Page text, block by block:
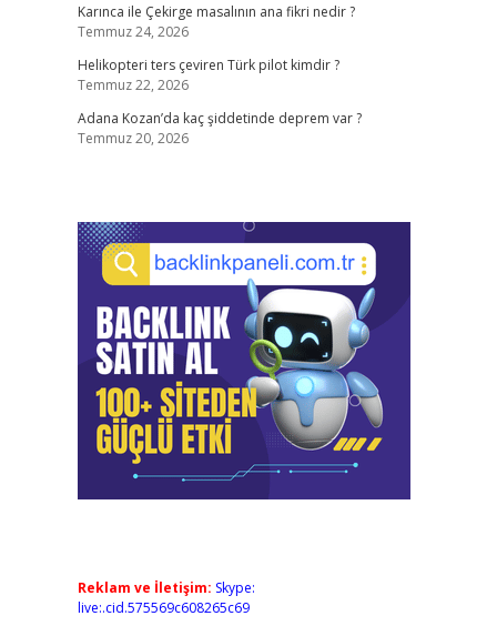
Karınca ile Çekirge masalının ana fikri nedir ?
Temmuz 24, 2026
Helikopteri ters çeviren Türk pilot kimdir ?
Temmuz 22, 2026
Adana Kozan’da kaç şiddetinde deprem var ?
Temmuz 20, 2026
Reklam ve İletişim: Skype:
live:.cid.575569c608265c69